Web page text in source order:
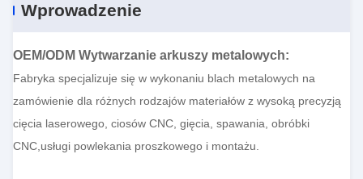
Wprowadzenie
OEM/ODM Wytwarzanie arkuszy metalowych:
Fabryka specjalizuje się w wykonaniu blach metalowych na
zamówienie dla różnych rodzajów materiałów z wysoką precyzją
cięcia laserowego, ciosów CNC, gięcia, spawania, obróbki
CNC,usługi powlekania proszkowego i montażu.